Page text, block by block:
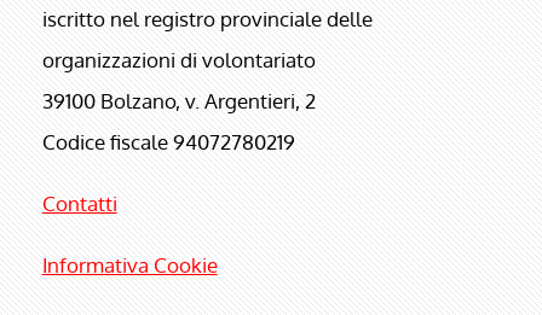
iscritto nel registro provinciale delle
organizzazioni di volontariato
39100 Bolzano, v. Argentieri, 2
Codice fiscale 94072780219
Contatti
Informativa Cookie